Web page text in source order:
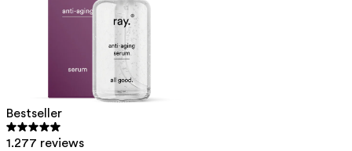
Bestseller
1.277 reviews